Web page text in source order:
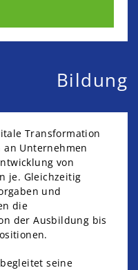
Bildung
Transformation
Unternehmen
von
je. Gleichzeitig
und
die
der Ausbildung bis
seine